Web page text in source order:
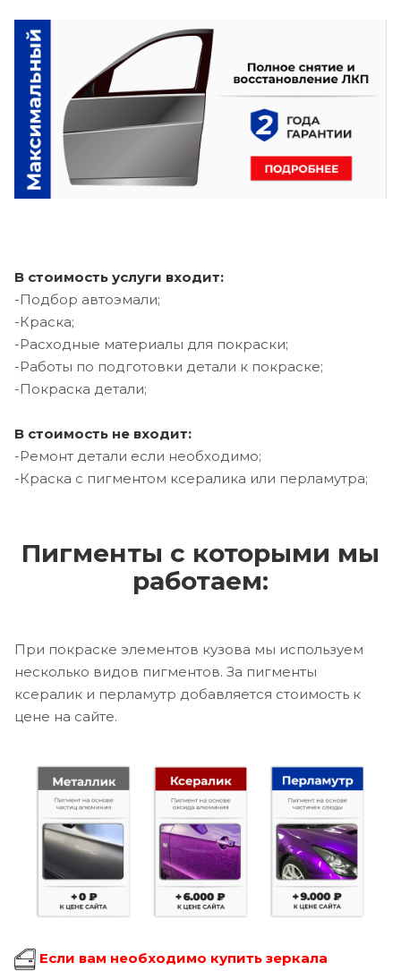
В стоимость услуги входит:
-Подбор автоэмали;
-Краска;
-Расходные материалы для покраски;
-Работы по подготовки детали к покраске;
-Покраска детали;
В стоимость не входит:
-Ремонт детали если необходимо;
-Краска с пигментом ксералика или перламутра;
Пигменты с которыми мы
работаем:
При покраске элементов кузова мы используем
несколько видов пигментов. За пигменты
ксералик и перламутр добавляется стоимость к
цене на сайте.
Если вам необходимо купить зеркала